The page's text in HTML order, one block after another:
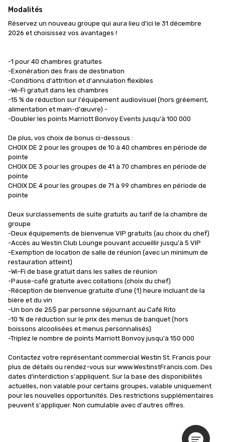
Modalités
Réservez un nouveau groupe qui aura lieu d'ici le 31 décembre
2026 et choisissez vos avantages !
-1 pour 40 chambres gratuites
-Exonération des frais de destination
-Conditions d'attrition et d'annulation flexibles
-Wi-Fi gratuit dans les chambres
-15 % de réduction sur l'équipement audiovisuel (hors gréement,
alimentation et main-d'œuvre) -
-Doubler les points Marriott Bonvoy Events jusqu'à 100 000
De plus, vos choix de bonus ci-dessous :
CHOIX DE 2 pour les groupes de 10 à 40 chambres en période de
pointe
CHOIX DE 3 pour les groupes de 41 à 70 chambres en période de
pointe
CHOIX DE 4 pour les groupes de 71 à 99 chambres en période de
pointe
Deux surclassements de suite gratuits au tarif de la chambre de
groupe
-Deux équipements de bienvenue VIP gratuits (au choix du chef)
-Accès au Westin Club Lounge pouvant accueillir jusqu'à 5 VIP
-Exemption de location de salle de réunion (avec un minimum de
restauration atteint)
-Wi-Fi de base gratuit dans les salles de réunion
-Pause-café gratuite avec collations (choix du chef)
-Réception de bienvenue gratuite d'une (1) heure incluant de la
bière et du vin
-Un bon de 25$ par personne séjournant au Café Rito
-10 % de réduction sur le prix des menus de banquet (hors
boissons alcoolisées et menus personnalisés)
-Triplez le nombre de points Marriott Bonvoy jusqu'à 150 000
Contactez votre représentant commercial Westin St. Francis pour
plus de détails ou rendez-vous sur www.WestinstFrancis.com. Des
dates d'interdiction s'appliquent. Sur la base des disponibilités
actuelles, non valable pour certains groupes, valable uniquement
pour les nouvelles opportunités. Des restrictions supplémentaires
peuvent s'appliquer. Non cumulable avec d'autres offres.